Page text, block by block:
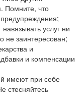
Помните, что
услуг ни
не заинтересован;
и
и компенсации
имеют при себе
стесняйтесь